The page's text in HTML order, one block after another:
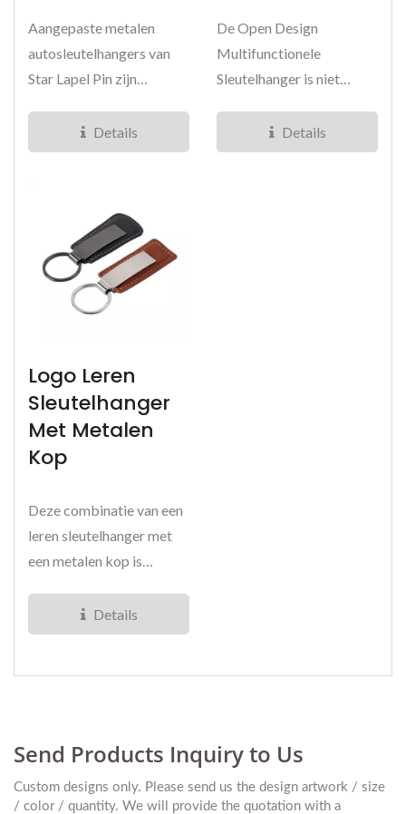
Aangepaste metalen
autosleutelhangers van
Star Lapel Pin zijn
zinklegering,...Details
De Open Design
Multifunctionele
Sleutelhanger is niet
is een veelzijdig...
Details
Logo Leren
Sleutelhanger
Met Metalen
Kop
Deze combinatie van een
leren sleutelhanger met
een metalen kop is
zinklegering...Details